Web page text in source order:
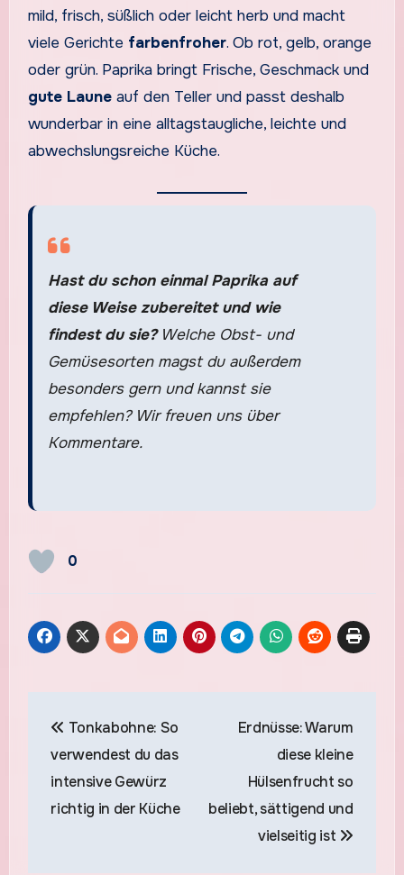
mild, frisch, süßlich oder leicht herb und macht
viele Gerichte farbenfroher. Ob rot, gelb, orange
oder grün. Paprika bringt Frische, Geschmack und
gute Launeauf den Teller und passt deshalb
wunderbar in eine alltagstaugliche, leichte und
abwechslungsreiche Küche.
Hast du schon einmal Paprika auf
diese Weise zubereitet und wie
findest du sie?Welche Obst- und
Gemüsesorten magst du außerdem
besonders gern und kannst sie
empfehlen? Wir freuen uns über
Kommentare.
0
Tonkabohne: So
verwendest du das
intensive Gewürz
richtig in der Küche
Erdnüsse: Warum
diese kleine
Hülsenfrucht so
beliebt, sättigend und
vielseitig ist